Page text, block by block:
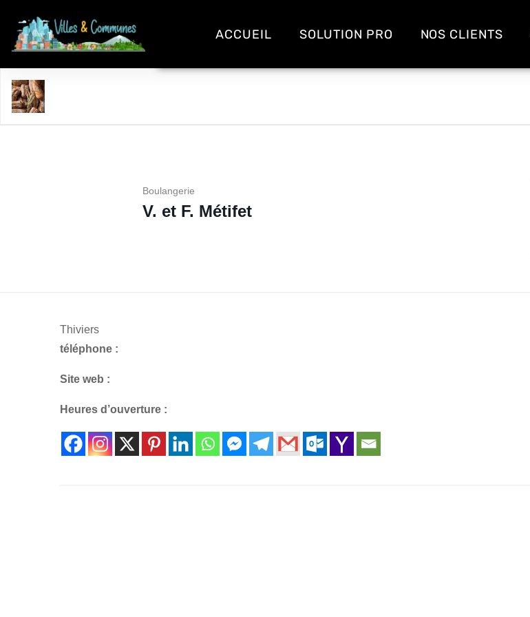
ACCUEIL SOLUTION PRO NOS CLIENTS
Boulangerie
V. et F. Métifet
Thiviers
téléphone :
Site web :
Heures d’ouverture :